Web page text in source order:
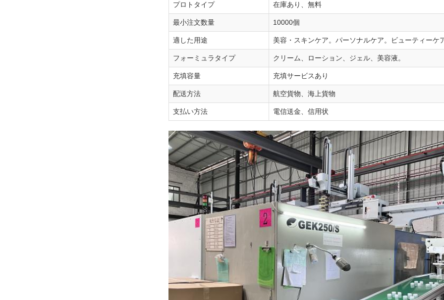
プロトタイプ 在庫あり、無料
最小注文数量 10000個
適した用途 美容・スキンケア。パーソナルケア。ビューティーケ
フォーミュラタイプ クリーム、ローション、ジェル、美容液。
充填容量 充填サービスあり
配送方法 航空貨物、海上貨物
支払い方法 電信送金、信用状